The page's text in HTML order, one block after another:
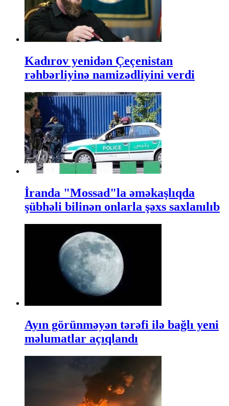
Kadırov yenidən Çeçenistan
rəhbərliyinə namizədliyini verdi
İranda "Mossad"la əməkaşlıqda
şübhəli bilinən onlarla şəxs saxlanılıb
Ayın görünməyən tərəfi ilə bağlı yeni
məlumatlar açıqlandı